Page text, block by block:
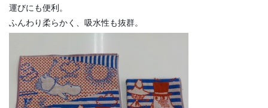
運びにも便利。
ふんわり柔らかく、吸水性も抜群。